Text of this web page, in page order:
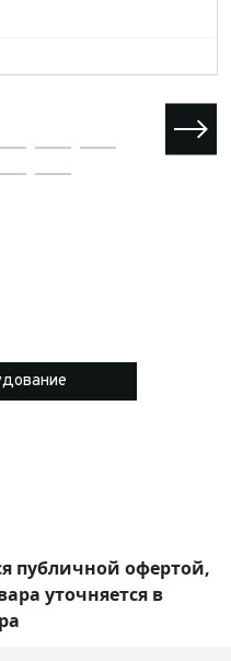
публичной офертой,
уточняется в